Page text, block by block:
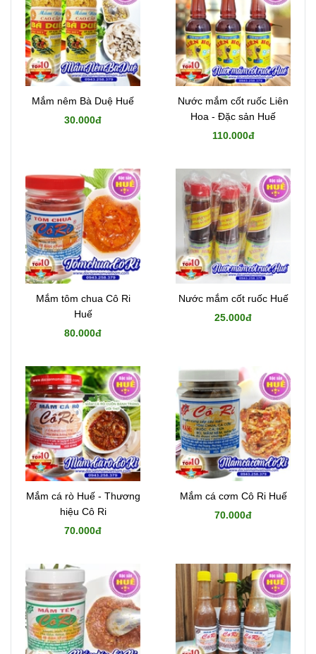
Mắm nêm Bà Duệ Huế
30.000đ
Nước mắm cốt ruốc Liên
Hoa - Đặc sản Huế
110.000đ
Mắm tôm chua Cô Ri
Huế
80.000đ
Nước mắm cốt ruốc Huế
25.000đ
Mắm cá rò Huế - Thương
hiệu Cô Ri
70.000đ
Mắm cá cơm Cô Ri Huế
70.000đ